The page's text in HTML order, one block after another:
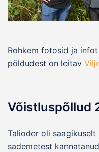
Rohkem fotosid ja
põldudest on leitav
Võistluspõllud
Talioder oli
sademetest